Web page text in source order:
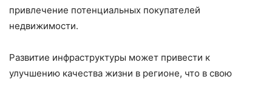
привлечение потенциальных покупателей
недвижимости.
Развитие инфраструктуры может привести к
улучшению качества жизни в регионе, что в свою